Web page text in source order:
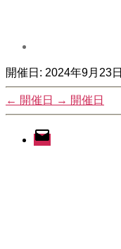
開催日: 2024年9月23日
← 開催日 → 開催日
メ
ー